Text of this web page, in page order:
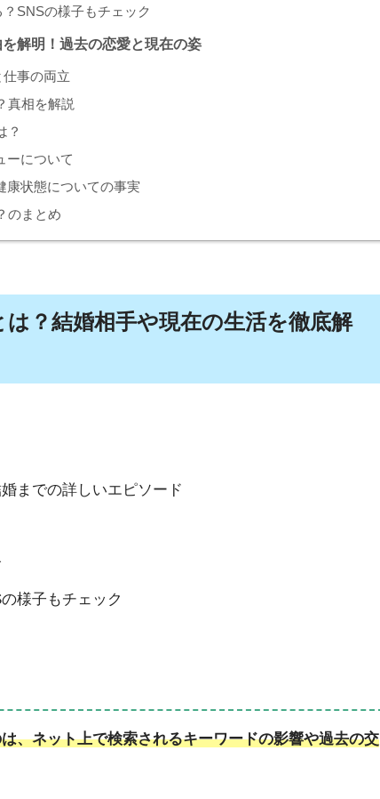
SNSの様子もチェック
解明！過去の恋愛と現在の姿
事の両立
真相を解説
？
ーについて
康状態についての事実
のまとめ
？結婚相手や現在の生活を徹底解
までの詳しいエピソード
様子もチェック
、ネット上で検索されるキーワードの影響や過去の交